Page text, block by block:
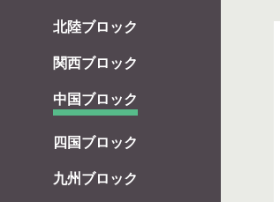
北陸ブロック
関西ブロック
中国ブロック
四国ブロック
九州ブロック